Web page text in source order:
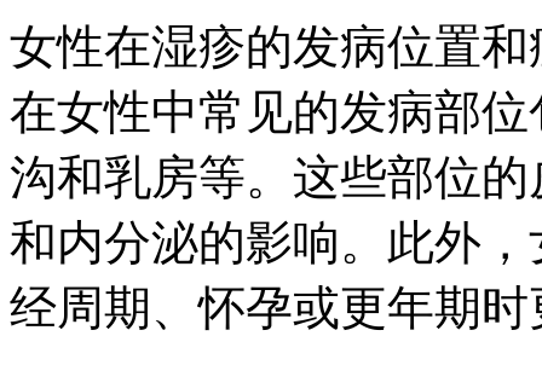
女性在湿疹的发病位置
在女性中常见的发病部
沟和乳房等。这些部位
和内分泌的影响。此外
经周期、怀孕或更年期